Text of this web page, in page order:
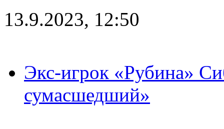
13.9.2023, 12:50
Экс-игрок «Рубина»
сумасшедший»